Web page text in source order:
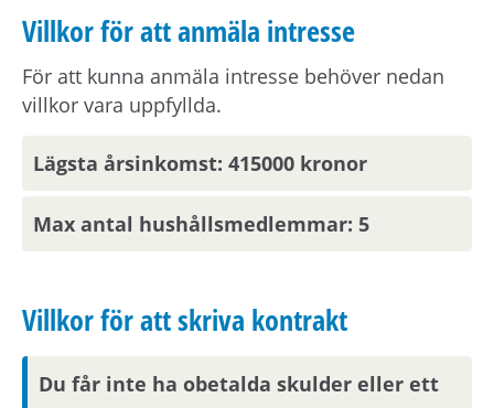
nästkommande vardag.
Om din anställning inte är i Stockholmsområdet
pendlingsavstånd från bostaden.
Parkering
webbplats.
Visningsinformation
Villkor för att anmäla intresse
För att kunna anmäla intresse behöver nedan
villkor vara uppfyllda.
Lägsta årsinkomst: 415000 kronor
Max antal hushållsmedlemmar: 5
Villkor för att skriva kontrakt
Du får inte ha obetalda skulder eller ett